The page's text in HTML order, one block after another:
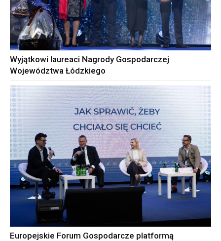
Wyjątkowi laureaci Nagrody Gospodarczej
Województwa Łódzkiego
Europejskie Forum Gospodarcze platformą